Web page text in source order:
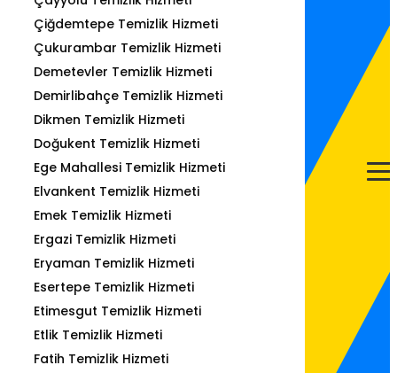
Çiğdemtepe Temizlik Hizmeti
Çukurambar Temizlik Hizmeti
Demetevler Temizlik Hizmeti
Demirlibahçe Temizlik Hizmeti
Dikmen Temizlik Hizmeti
Doğukent Temizlik Hizmeti
Ege Mahallesi Temizlik Hizmeti
Elvankent Temizlik Hizmeti
Emek Temizlik Hizmeti
Ergazi Temizlik Hizmeti
Eryaman Temizlik Hizmeti
Esertepe Temizlik Hizmeti
Etimesgut Temizlik Hizmeti
Etlik Temizlik Hizmeti
Fatih Temizlik Hizmeti